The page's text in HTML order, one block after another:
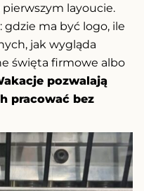
layoucie.
gdzie ma być logo, ile
jak wygląda
święta firmowe albo
pozwalają
pracować bez